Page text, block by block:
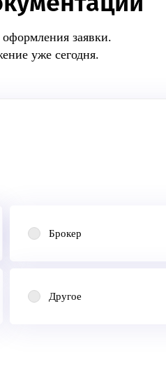
заявки.
уже сегодня.
Брокер
Другое